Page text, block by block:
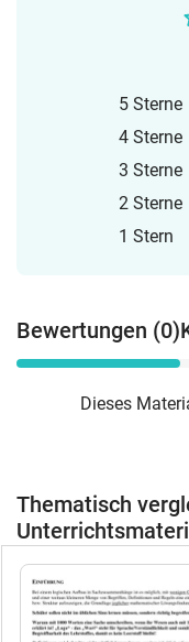
5 Sterne
4 Sterne
3 Sterne
2 Sterne
1 Stern
Bewertungen (0)
Dieses
Thematisch